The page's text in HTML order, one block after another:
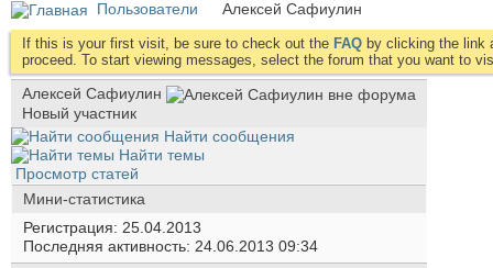
Пользователи Алексей Сафиулин
If this is your first visit, be sure to check out the FAQ by clicking the link
proceed. To start viewing messages, select the forum that you want to
Алексей Сафиулин
Новый участник
Найти сообщения
Найти темы
Просмотр статей
Мини-статистика
Регистрация
25.04.2013
Последняя активность 24.06.2013 09:34